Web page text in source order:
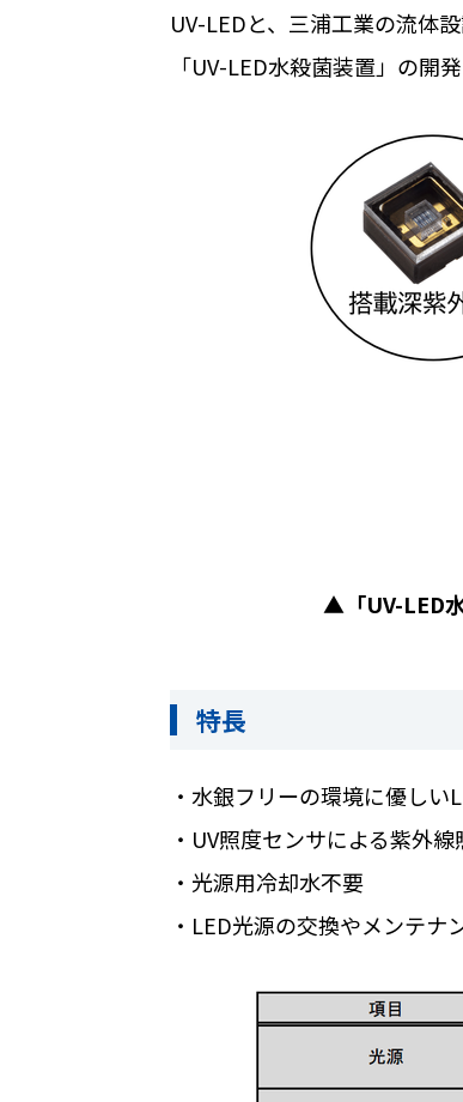
UV-LEDと、三浦工業の流体
「UV-LED水殺菌装置」の開
▲「UV-LED
特長
・水銀フリーの環境に優しい
・ UV照度センサによる紫外線
・光源用冷却水不要
・ LED光源の交換やメンテナ